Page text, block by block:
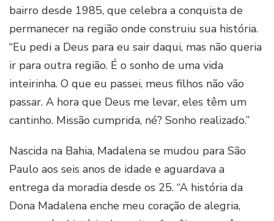
bairro desde 1985, que celebra a conquista de
permanecer na região onde construiu sua história.
“Eu pedi a Deus para eu sair daqui, mas não queria
ir para outra região. É o sonho de uma vida
inteirinha. O que eu passei, meus filhos não vão
passar. A hora que Deus me levar, eles têm um
cantinho. Missão cumprida, né? Sonho realizado.”
Nascida na Bahia, Madalena se mudou para São
Paulo aos seis anos de idade e aguardava a
entrega da moradia desde os 25. “A história da
Dona Madalena enche meu coração de alegria,